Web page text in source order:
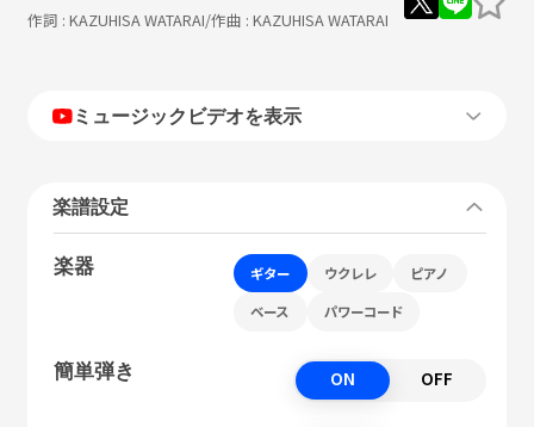
作詞 : KAZUHISA WATARAI/作曲 : KAZUHISA WATARAI
ミュージックビデオを表示
楽譜設定
楽器 ギター ウクレレ ピアノ
ベース パワーコード
簡単弾き ON OFF